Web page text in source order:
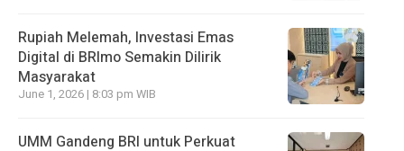
Rupiah Melemah, Investasi Emas
Digital di BRImo Semakin Dilirik
Masyarakat
June 1, 2026 | 8:03 pm WIB
UMM Gandeng BRI untuk Perkuat